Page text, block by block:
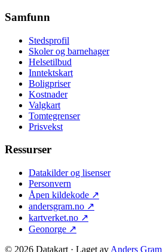
Samfunn
Stedsprofil
Skoler og barnehager
Helsetilbud
Inntektskart
Boligpriser
Kostnader
Valgkart
Tomtegrenser
Prisvekst
Ressurser
Datakilder og lisenser
Personvern
Åpen kildekode ↗
andersgram.no ↗
kartverket.no ↗
Geonorge ↗
© 2026 Datakart · Laget av Anders Gram